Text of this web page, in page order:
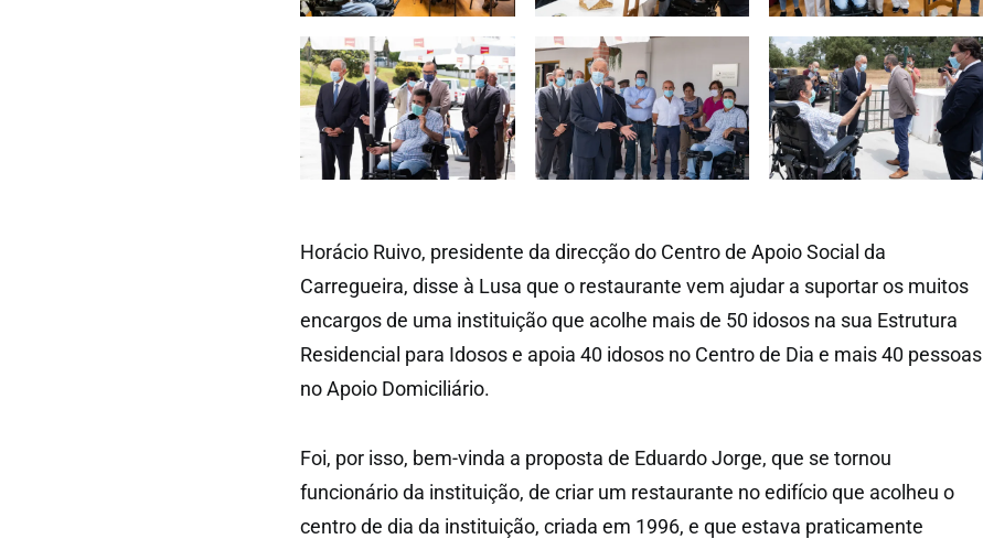
Horácio Ruivo, presidente da direcção do Centro de Apoio Social da
Carregueira, disse à Lusa que o restaurante vem ajudar a suportar os muitos
encargos de uma instituição que acolhe mais de 50 idosos na sua Estrutura
Residencial para Idosos e apoia 40 idosos no Centro de Dia e mais 40 pessoas
no Apoio Domiciliário.
Foi, por isso, bem-vinda a proposta de Eduardo Jorge, que se tornou
funcionário da instituição, de criar um restaurante no edifício que acolheu o
centro de dia da instituição, criada em 1996, e que estava praticamente